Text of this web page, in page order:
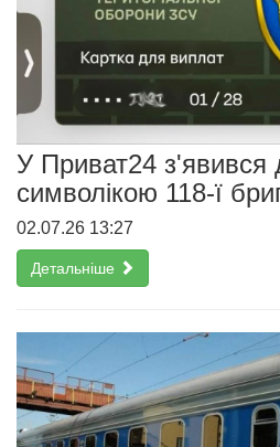
У Приват24 з'явився
символікою 118-ї
02.07.26 13:27
Детальніше